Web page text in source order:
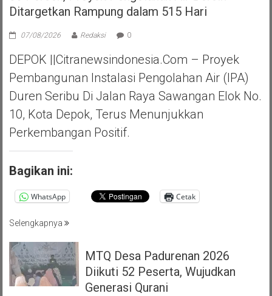
Ditargetkan Rampung dalam 515 Hari
07/08/2026 Redaksi 0
DEPOK ||Citranewsindonesia.com – Proyek
Pembangunan Instalasi Pengolahan Air (IPA)
Duren Seribu Di Jalan Raya Sawangan Elok No.
10, Kota Depok, Terus Menunjukkan
Perkembangan Positif.
Bagikan ini:
WhatsApp Cetak
Selengkapnya
MTQ Desa Padurenan 2026
Diikuti 52 Peserta, Wujudkan
Generasi Qurani